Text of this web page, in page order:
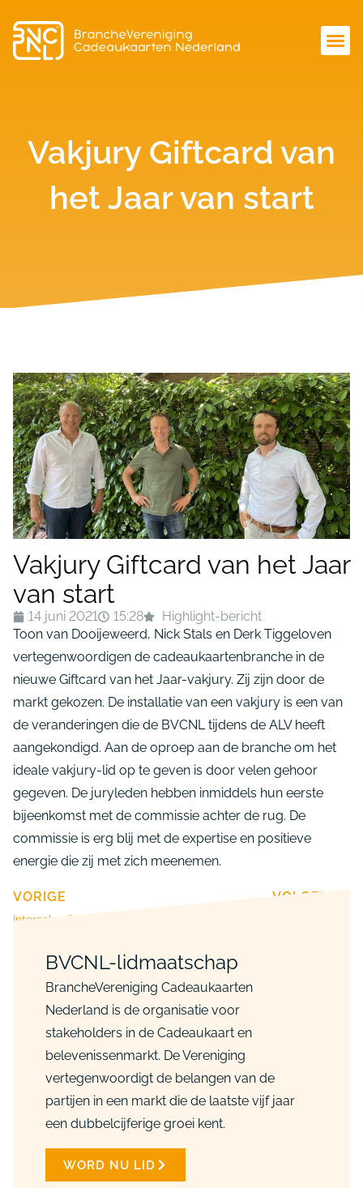
Vakjury Giftcard van
het Jaar van start
Vakjury Giftcard van het Jaar
van start
14 juni 2021 15:28
Highlight-bericht
Toon van Dooijeweerd, Nick Stals en Derk Tiggeloven
vertegenwoordigen de cadeaukaartenbranche in de
nieuwe Giftcard van het Jaar-vakjury. Zij zijn door de
markt gekozen. De installatie van een vakjury is een van
de veranderingen die de BVCNL tijdens de ALV heeft
aangekondigd. Aan de oproep aan de branche om het
ideale vakjury-lid op te geven is door velen gehoor
gegeven. De juryleden hebben inmiddels hun eerste
bijeenkomst met de commissie achter de rug. De
commissie is erg blij met de expertise en positieve
energie die zij met zich meenemen.
VORIGE VOLGENDE
BVCNL-lidmaatschap
BrancheVereniging Cadeaukaarten
Nederland is de organisatie voor
stakeholders in de Cadeaukaart en
belevenissenmarkt. De Vereniging
vertegenwoordigt de belangen van de
partijen in een markt die de laatste vijf jaar
een dubbelcijferige groei kent.
WORD NU LID